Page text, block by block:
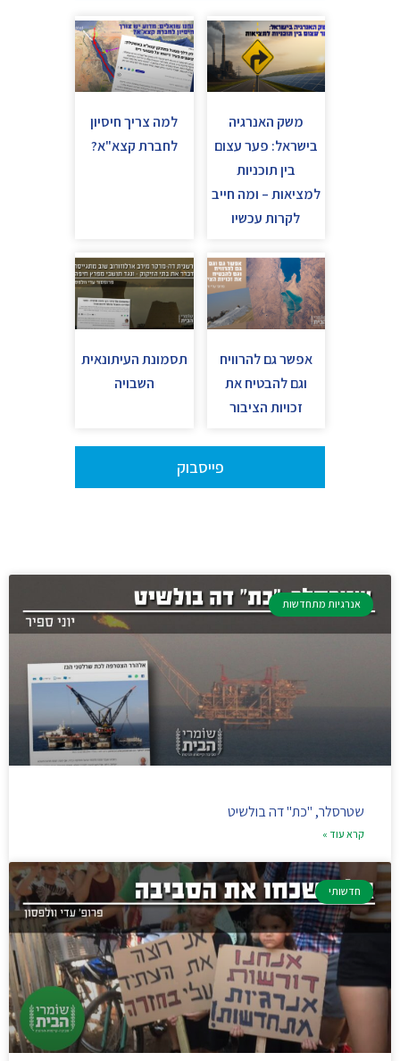
משק האנרגיה
בישראל: פער עצום
בין תוכניות
למציאות – ומה חייב
לקרות עכשיו
למה צריך חיסיון
לחברת קצא"א?
אפשר גם להרוויח
וגם להבטיח את
זכויות הציבור
תסמונת העיתונאית
השבויה
פייסבוק
אנרגיות מתחדשות
שטרסלר, "כת" דה בולשיט
קרא עוד »
חדשותי